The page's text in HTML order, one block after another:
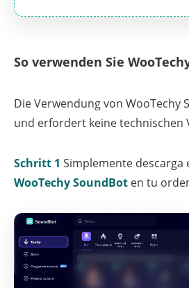
So verwenden Sie
Die Verwendung von WooTechy
und erfordert keine technischen
Schritt 1 Simplemente descarga
WooTechy SoundBot en tu